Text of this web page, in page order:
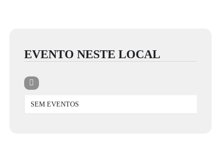
EVENTO NESTE LOCAL
SEM EVENTOS